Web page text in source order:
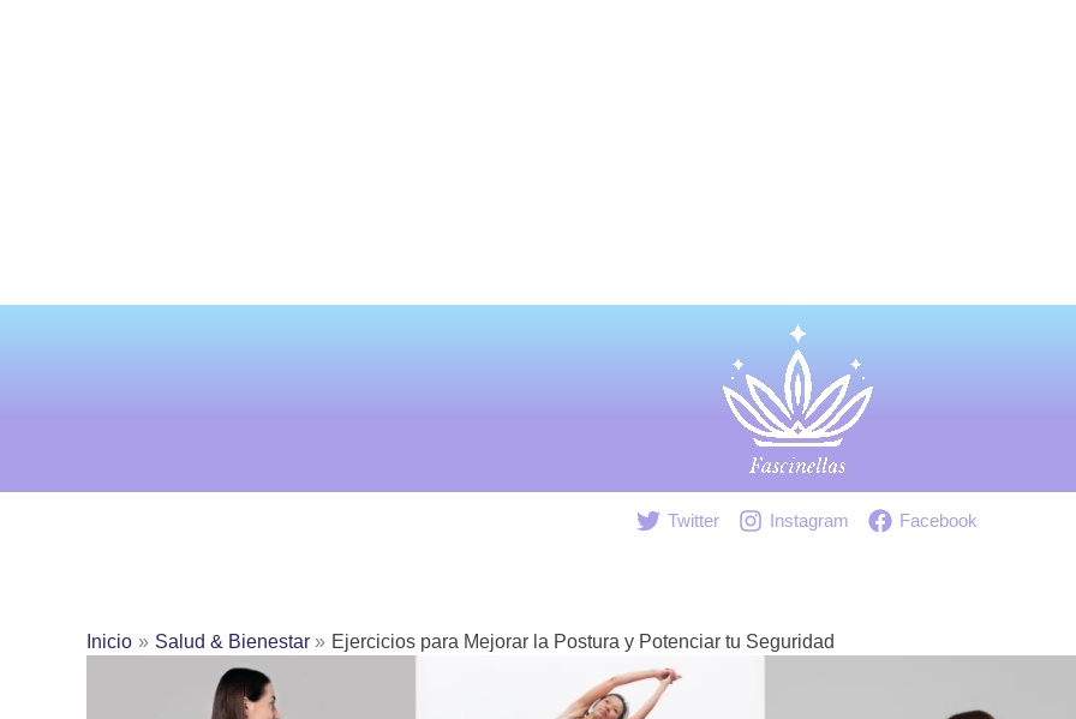
Twitter Instagram Facebook
Inicio Salud & Bienestar Ejercicios para Mejorar la Postura y Potenciar tu Seguridad